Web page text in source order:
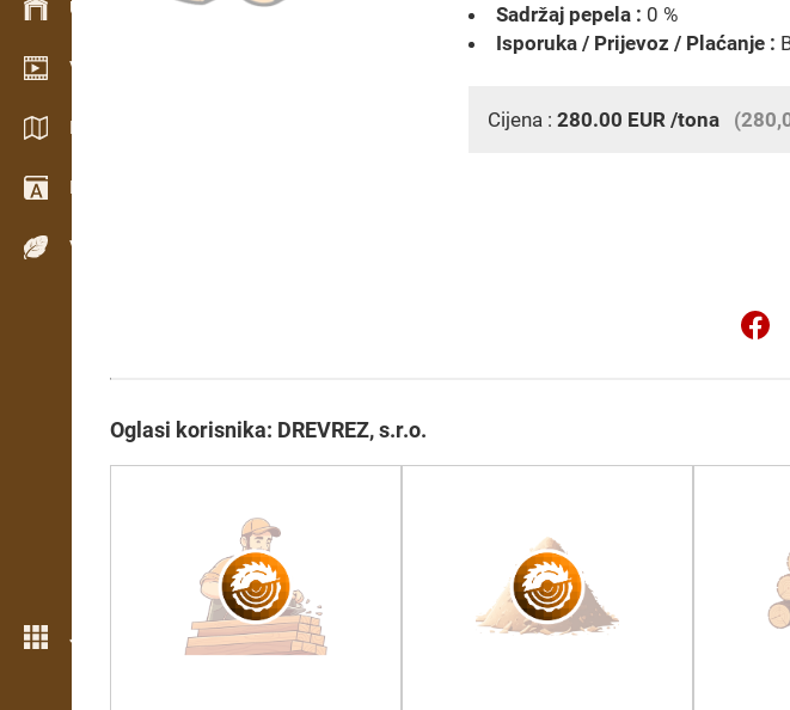
Upravljanje zalihama
Video showroom
Katalozi / Brošure
Rječnik
Vrste drva
Još opcija
Sadržaj pepela : 0 %
Isporuka / Prijevoz / Plaćanje :
Cijena : 280.00 EUR /tona
Oglasi korisnika: DREVREZ, s.r.o.